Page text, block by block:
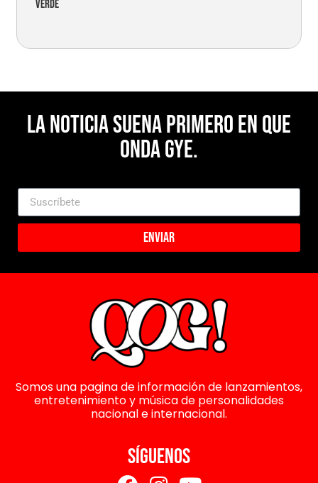
verde
La noticia suena primero en Que
Onda Gye.
Enviar
Somos una pagina de información de lanzamientos,
entretenimiento y música de personalidades
nacional e internacional.
SÍGUENOS